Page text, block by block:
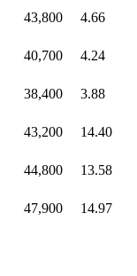
43,800 4.66
40,700 4.24
38,400 3.88
43,200 14.40
44,800 13.58
47,900
14.97